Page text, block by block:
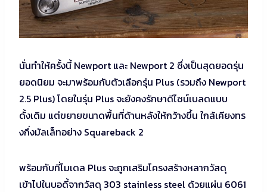
นั่นทำให้ครั้งนี้ Newport และ Newport 2 ซึ่งเป็นสุดยอดรุ่น
ยอดนิยม จะมาพร้อมกับตัวเลือกรุ่น Plus (รวมถึง Newport
2.5 Plus) โดยในรุ่น Plus จะยังคงรักษาดีไซน์เบลดแบบ
ดั้งเดิม แต่ขยายขนาดพื้นที่ด้านหลังให้กว้างขึ้น ใกล้เคียงทร
งกึ่งมัลเล็ทอย่าง Squareback 2
พร้อมกับที่โมเดล Plus จะถูกเสริมโครงสร้างหลากวัสดุ
เข้าไปในบอดี้จากวัสดุ 303 stainless steel ด้วยแผ่น 6061